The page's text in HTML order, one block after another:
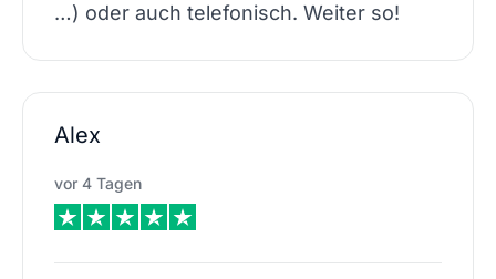
…) oder auch telefonisch. Weiter so!
Alex
vor 4 Tagen